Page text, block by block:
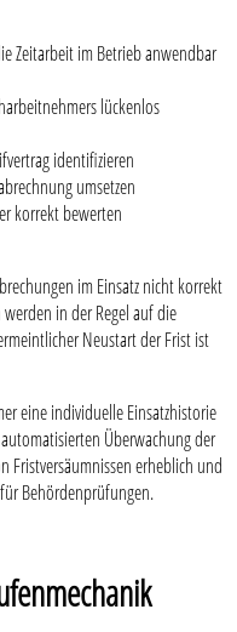
Zeitarbeit im Betrieb anwendbar
lückenlos
identifizieren
umsetzen
korrekt bewerten
im Einsatz nicht korrekt
in der Regel auf die
Neustart der Frist ist
eine individuelle Einsatzhistorie
Überwachung der
Fristversäumnissen erheblich und
Behördenprüfungen.